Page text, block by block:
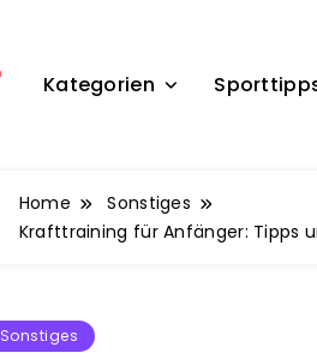
Kategorien
Home
Sonstiges
Krafttraining für Anfänger: Tipps
Sonstiges